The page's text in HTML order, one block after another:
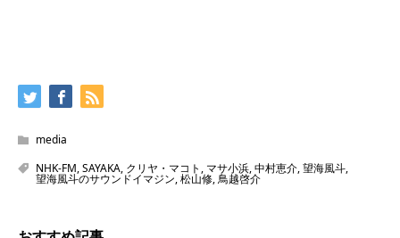
media
NHK-FM,SAYAKA, クリヤ・マコト , マサ小浜,中村恵介,望海風斗,
望海風斗のサウンドイマジン,松山修,鳥越啓介